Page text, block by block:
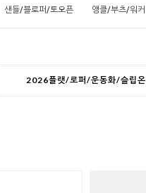
샌들/블로퍼/토오픈 앵클/부츠/워커
2026플랫/로퍼/운동화/슬립온